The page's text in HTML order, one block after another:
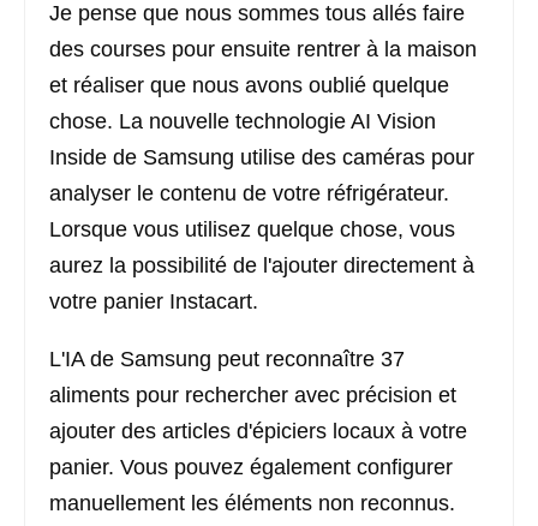
Je pense que nous sommes tous allés faire
des courses pour ensuite rentrer à la maison
et réaliser que nous avons oublié quelque
chose. La nouvelle technologie AI Vision
Inside de Samsung utilise des caméras pour
analyser le contenu de votre réfrigérateur.
Lorsque vous utilisez quelque chose, vous
aurez la possibilité de l'ajouter directement à
votre panier Instacart.
L'IA de Samsung peut reconnaître 37
aliments pour rechercher avec précision et
ajouter des articles d'épiciers locaux à votre
panier. Vous pouvez également configurer
manuellement les éléments non reconnus.